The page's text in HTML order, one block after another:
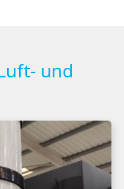
und